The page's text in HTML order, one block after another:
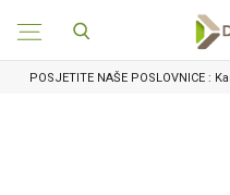
POSJETITE NAŠE POSLOVNICE :